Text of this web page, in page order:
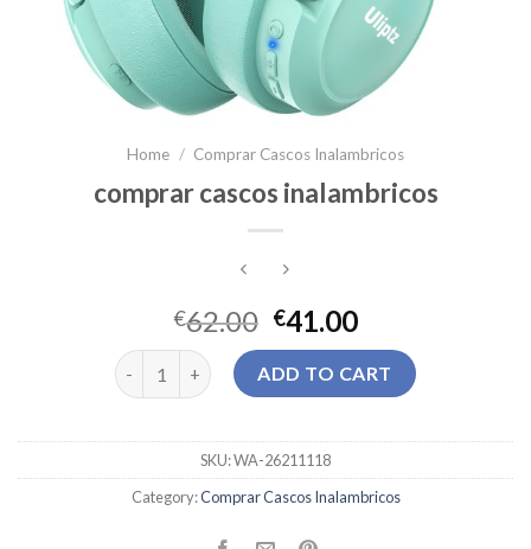
Home / Comprar Cascos Inalambricos
comprar cascos inalambricos
€62.00 €41.00
comprar cascos inalambricos quantity
ADD TO CART
SKU:WA-26211118
Category:Comprar Cascos Inalambricos